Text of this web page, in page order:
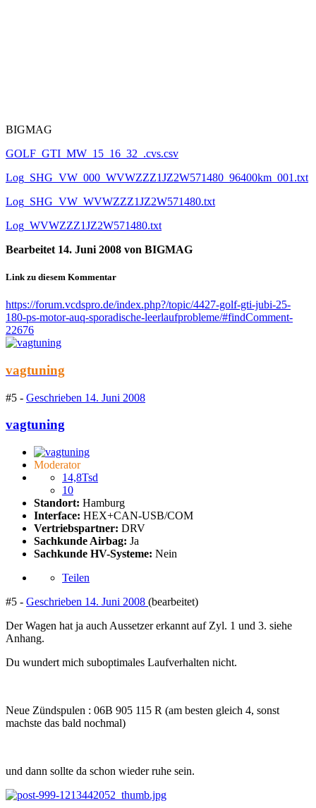
BIGMAG
GOLF_GTI_MW_15_16_32_.cvs.csv
Log_SHG_VW_000_WVWZZZ1JZ2W571480_96400km_001.txt
Log_SHG_VW_WVWZZZ1JZ2W571480.txt
Log_WVWZZZ1JZ2W571480.txt
Bearbeitet 14. Juni 2008 von BIGMAG
Link zu diesem Kommentar
https://forum.vcdspro.de/index.php?/topic/4427-golf-gti-jubi-25-
180-ps-motor-auq-sporadische-leerlaufprobleme/#findComment-
22676
vagtuning
#5 - Geschrieben 14. Juni 2008
vagtuning
Moderator
14,8Tsd
10
Standort: Hamburg
Interface: HEX+CAN-USB/COM
Vertriebspartner: DRV
Sachkunde Airbag: Ja
Sachkunde HV-Systeme: Nein
Teilen
#5 - Geschrieben 14. Juni 2008 (bearbeitet)
Der Wagen hat ja auch Aussetzer erkannt auf Zyl. 1 und 3. siehe
Anhang.
Du wundert mich suboptimales Laufverhalten nicht.
Neue Zündspulen : 06B 905 115 R (am besten gleich 4, sonst
machste das bald nochmal)
und dann sollte da schon wieder ruhe sein.